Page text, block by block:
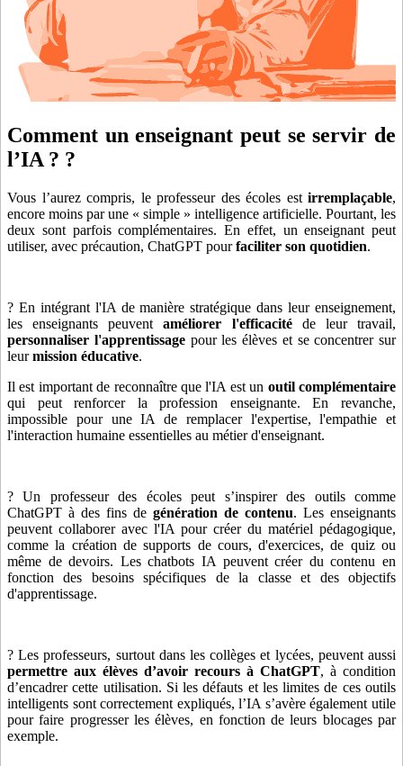
Comment un enseignant peut se servir de
l’IA ? ?
Vous l’aurez compris, le professeur des écoles est irremplaçable,
encore moins par une « simple » intelligence artificielle. Pourtant, les
deux sont parfois complémentaires. En effet, un enseignant peut
utiliser, avec précaution, ChatGPT pourfaciliter son quotidien.
? En intégrant l'IA de manière stratégique dans leur enseignement,
les enseignants peuventaméliorer l'efficacitéde leur travail,
personnaliser l'apprentissagepour les élèves et se concentrer sur
leurmission éducative.
Il est important de reconnaître que l'IA est un outil complémentaire
qui peut renforcer la profession enseignante. En revanche,
impossible pour une IA de remplacer l'expertise, l'empathie et
l'interaction humaine essentielles au métier d'enseignant.
? Un professeur des écoles peut s’inspirer des outils comme
ChatGPT à des fins de génération de contenu. Les enseignants
peuvent collaborer avec l'IA pour créer du matériel pédagogique,
comme la création de supports de cours, d'exercices, de quiz ou
même de devoirs. Les chatbots IA peuvent créer du contenu en
fonction des besoins spécifiques de la classe et des objectifs
d'apprentissage.
? Les professeurs, surtout dans les collèges et lycées, peuvent aussi
permettre aux élèves d’avoir recours à ChatGPT, à condition
d’encadrer cette utilisation. Si les défauts et les limites de ces outils
intelligents sont correctement expliqués, l’IA s’avère également utile
pour faire progresser les élèves, en fonction de leurs blocages par
exemple.